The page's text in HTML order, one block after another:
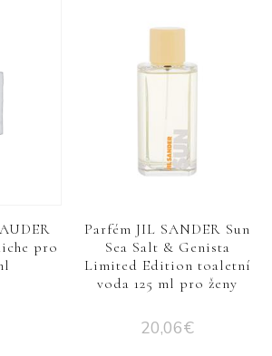
pro
Parfém JIL SANDER Sun
Sea Salt & Genista
Limited Edition toaletní
voda 125 ml pro ženy
20,06€